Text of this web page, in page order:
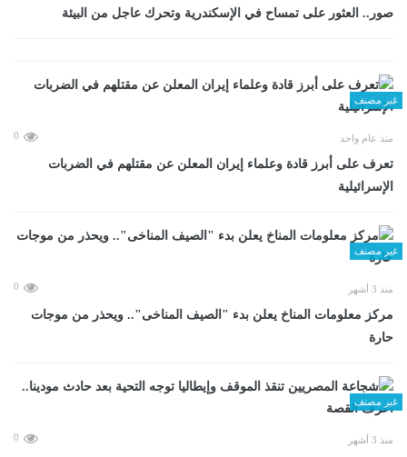
صور.. العثور على تمساح في الإسكندرية وتحرك عاجل من البيئة
غير مصنف
منذ عام واحد 0
تعرف على أبرز قادة وعلماء إيران المعلن عن مقتلهم في الضربات
الإسرائيلية
غير مصنف
منذ 3 أشهر 0
مركز معلومات المناخ يعلن بدء "الصيف المناخى".. ويحذر من موجات
حارة
غير مصنف
منذ 3 أشهر 0